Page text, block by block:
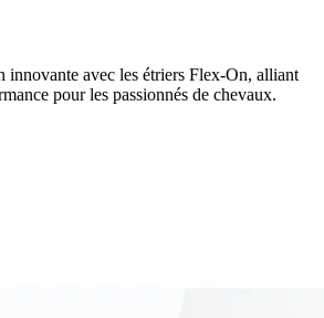
innovante avec les étriers Flex-On, alliant
pour les passionnés de chevaux.